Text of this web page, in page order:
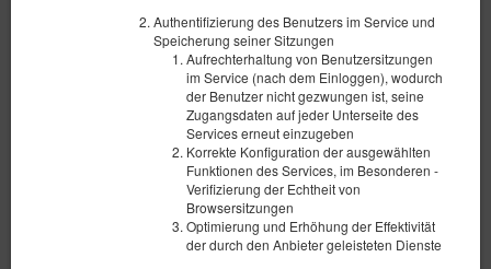
Authentifizierung des Benutzers im Service und
Speicherung seiner Sitzungen
Aufrechterhaltung von Benutzersitzungen
im Service (nach dem Einloggen), wodurch
der Benutzer nicht gezwungen ist, seine
Zugangsdaten auf jeder Unterseite des
Services erneut einzugeben
Korrekte Konfiguration der ausgewählten
Funktionen des Services, im Besonderen -
Verifizierung der Echtheit von
Browsersitzungen
Optimierung und Erhöhung der Effektivität
der durch den Anbieter geleisteten Dienste
Szewska 72 / 404